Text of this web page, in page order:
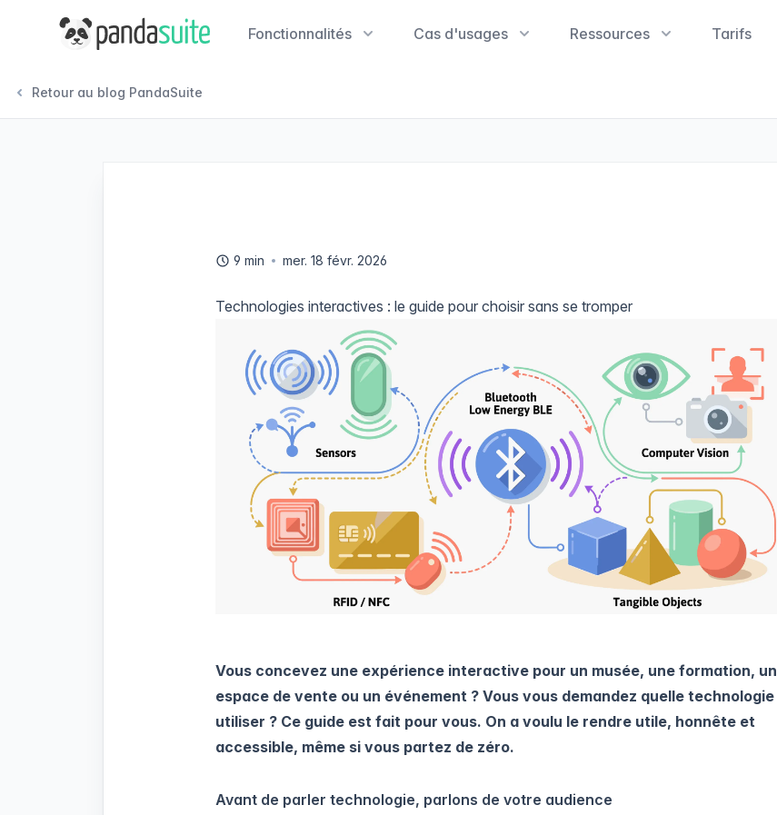
PandaSuite Fonctionnalités Cas d'usages Ressources Tarifs
Retour au blog PandaSuite
9 min mer. 18 févr. 2026
Technologies interactives : le guide pour choisir sans se tromper
Vous concevez une expérience interactive pour un musée, une formation, un
espace de vente ou un événement ? Vous vous demandez quelle technologie
utiliser ? Ce guide est fait pour vous. On a voulu le rendre utile, honnête et
accessible, même si vous partez de zéro.
Avant de parler technologie, parlons de votre audience